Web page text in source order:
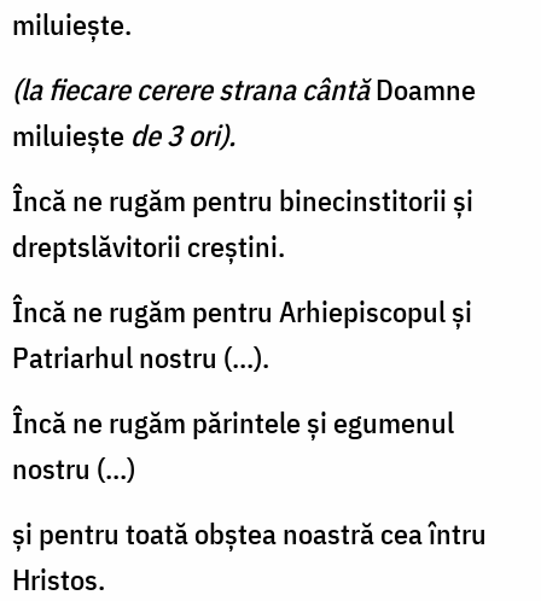
miluieşte.
(la fiecare cerere strana cântăDoamne
miluieşte de 3 ori).
Încă ne rugăm pentru binecinstitorii şi
dreptslăvitorii creştini.
Încă ne rugăm pentru Arhiepiscopul şi
Patriarhul nostru (...).
Încă ne rugăm părintele şi egumenul
nostru (...)
şi pentru toată obştea noastră cea întru
Hristos.